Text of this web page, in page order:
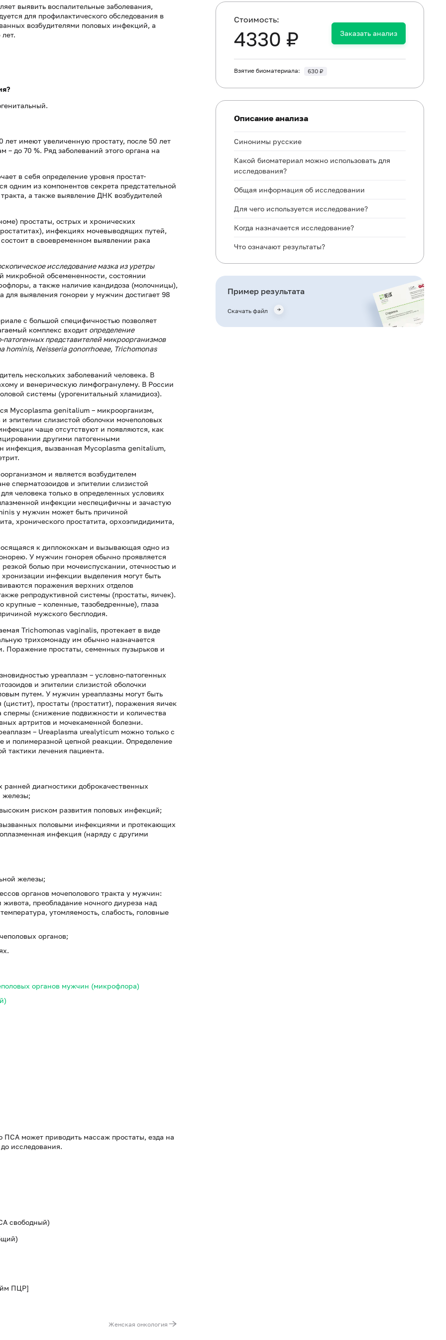
выявить воспалительные заболевания,
для профилактического обследования в
возбудителями половых инфекций, а
имеют увеличенную простату, после 50 лет
– до 70 %. Ряд заболеваний этого органа на
в себя определение уровня простат-
одним из компонентов секрета предстательной
а также выявление ДНК возбудителей
простаты, острых и хронических
инфекциях мочевыводящих путей,
в своевременном выявлении рака
исследование мазка из уретры
обсемененности, состоянии
а также наличие кандидоза (молочницы),
для выявления гонореи у мужчин достигает 98
с большой специфичностью позволяет
комплекс входит определение
представителей микроорганизмов
Neisseria gonorrhoeae, Trichomonas
нескольких заболеваний человека. В
и венерическую лимфогранулему. В России
системы (урогенитальный хламидиоз).
Mycoplasma genitalium – микроорганизм,
эпителии слизистой оболочки мочеполовых
чаще отсутствуют и появляются, как
другими патогенными
вызванная Mycoplasma genitalium,
и является возбудителем
сперматозоидов и эпителии слизистой
человека только в определенных условиях
инфекции неспецифичны и зачастую
у мужчин может быть причиной
хронического простатита, орхоэпидидимита,
к диплококкам и вызывающая одно из
У мужчин гонорея обычно проявляется
болью при мочеиспускании, отечностью и
инфекции выделения могут быть
поражения верхних отделов
репродуктивной системы (простаты, яичек).
крупные – коленные, тазобедренные), глаза
мужского бесплодия.
Trichomonas vaginalis, протекает в виде
трихомонаду им обычно назначается
Поражение простаты, семенных пузырьков и
уреаплазм – условно-патогенных
и эпителии слизистой оболочки
путем. У мужчин уреаплазмы могут быть
простаты (простатит), поражения яичек
(снижение подвижности и количества
артритов и мочекаменной болезни.
– Ureaplasma urealyticum можно только с
и полимеразной цепной реакции. Определение
тактики лечения пациента.
ранней диагностики доброкачественных
железы;
риском развития половых инфекций;
половыми инфекциями и протекающих
инфекция (наряду с другими
железы;
органов мочеполового тракта у мужчин:
преобладание ночного диуреза над
утомляемость, слабость, головные
органов;
органов мужчин (микрофлора)
может приводить массаж простаты, езда на
исследования.
свободный)
ПЦР]
Женская онкология
Cтоимость:
4330 ₽ Заказать анализ
Взятие биоматериала: 630 ₽
Описание анализа
Синонимы русские
Какой биоматериал можно использовать для
исследования?
Общая информация об исследовании
Для чего используется исследование?
Когда назначается исследование?
Что означают результаты?
Что может влиять на результат?
Пример результата
Скачать файл